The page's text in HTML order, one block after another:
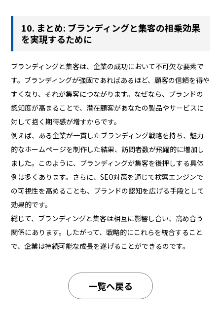
10. まとめ: ブランディングと集客の相乗効果
を実現するために
ブランディングと集客は、企業の成功において不可欠な要素で
す。ブランディングが強固であればあるほど、顧客の信頼を得や
すくなり、それが集客につながります。なぜなら、ブランドの
認知度が高まることで、潜在顧客があなたの製品やサービスに
対して抱く期待感が増すからです。
例えば、ある企業が一貫したブランディング戦略を持ち、魅力
的なホームページを制作した結果、訪問者数が飛躍的に増加し
ました。このように、ブランディングが集客を後押しする具体
例は多くあります。さらに、SEO対策を通じて検索エンジンで
の可視性を高めることも、ブランドの認知を広げる手段として
効果的です。
総じて、ブランディングと集客は相互に影響し合い、高め合う
関係にあります。したがって、戦略的にこれらを統合すること
で、企業は持続可能な成長を遂げることができるのです。
一覧へ戻る